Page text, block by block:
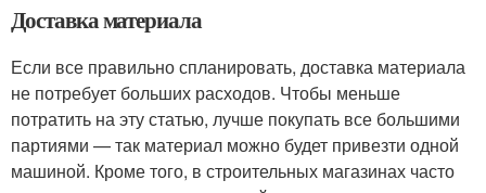
Доставка материала
Если все правильно спланировать, доставка материала
не потребует больших расходов. Чтобы меньше
потратить на эту статью, лучше покупать все большими
партиями — так материал можно будет привезти одной
машиной. Кроме того, в строительных магазинах часто